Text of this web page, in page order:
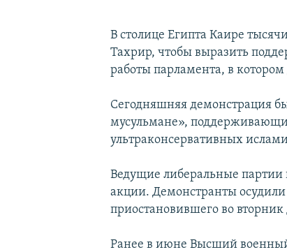
В столице Египта Каире
Тахрир, чтобы выразить
работы парламента, в
Сегодняшняя демонстрация
мусульмане»,
ультраконсервативных
Ведущие либеральные партии
акции. Демонстранты
приостановившего во вторник
Ранее в июне Высший военный